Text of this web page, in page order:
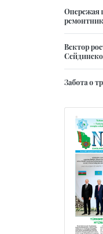
Опережая
Вектор
Забота о